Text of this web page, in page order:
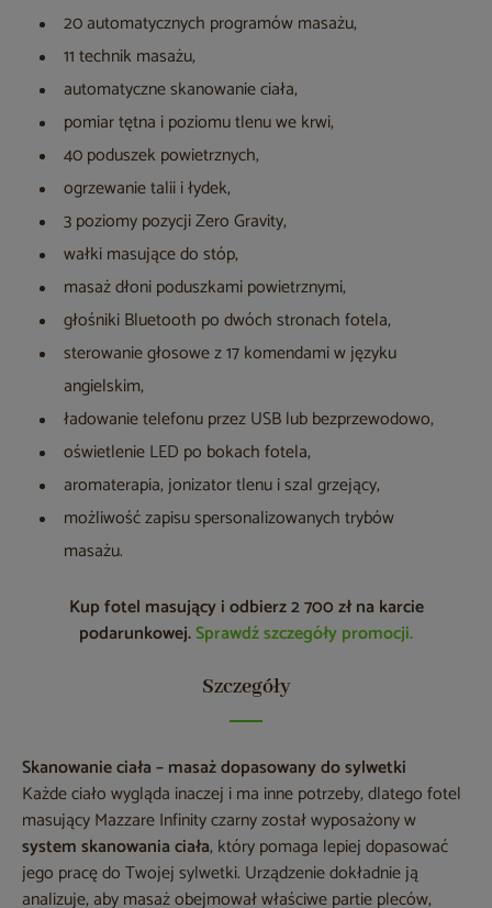
20 automatycznych programów masażu,
11 technik masażu,
automatyczne skanowanie ciała,
pomiar tętna i poziomu tlenu we krwi,
40 poduszek powietrznych,
ogrzewanie talii i łydek,
3 poziomy pozycji Zero Gravity,
wałki masujące do stóp,
masaż dłoni poduszkami powietrznymi,
głośniki Bluetooth po dwóch stronach fotela,
sterowanie głosowe z 17 komendami w języku
angielskim,
ładowanie telefonu przez USB lub bezprzewodowo,
oświetlenie LED po bokach fotela,
aromaterapia, jonizator tlenu i szal grzejący,
możliwość zapisu spersonalizowanych trybów
masażu.
Kup fotel masujący i odbierz 2 700 zł na karcie
podarunkowej.Sprawdź szczegóły promocji.
Szczegóły
Skanowanie ciała – masaż dopasowany do sylwetki
Każde ciało wygląda inaczej i ma inne potrzeby, dlatego fotel
masujący Mazzare Infinity czarny został wyposażony w
system skanowania ciała, który pomaga lepiej dopasować
jego pracę do Twojej sylwetki. Urządzenie dokładnie ją
analizuje, aby masaż obejmował właściwe partie pleców,